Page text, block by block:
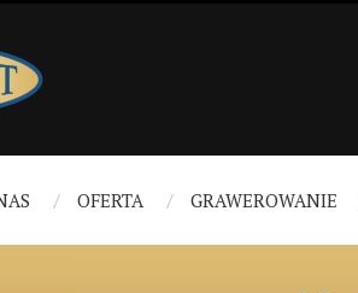
OFERTA GRAWEROWANIE